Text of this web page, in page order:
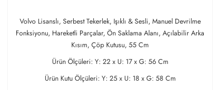
Volvo Lisanslı, Serbest Tekerlek, Işıklı & Sesli, Manuel Devrilme
Fonksiyonu, Hareketli Parçalar, Ön Saklama Alanı, Açılabilir Arka
Kısım, Çöp Kutusu, 55 Cm
Ürün Ölçüleri: Y: 22 x U: 17 x G: 56 Cm
Ürün Kutu Ölçüleri: Y: 25 x U: 18 x G: 58 Cm